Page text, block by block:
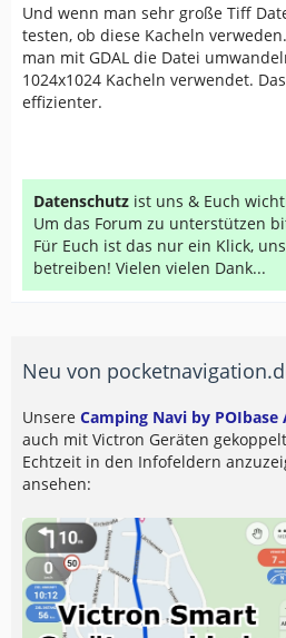
Und wenn man sehr große Tiff
testen, ob diese Kacheln
man mit GDAL die Datei
1024x1024 Kacheln verwendet.
effizienter.
Datenschutz ist uns & Euch
Um das Forum zu unterstützen
Für Euch ist das nur ein Klick,
betreiben! Vielen vielen Dank...
Neu von
Unsere Camping Navi by
auch mit Victron Geräten
Echtzeit in den Infofeldern
ansehen: